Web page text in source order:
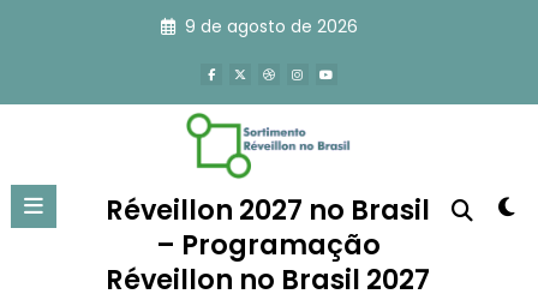
9 de agosto de 2026
Réveillon 2027 no Brasil
– Programação
Réveillon no Brasil 2027